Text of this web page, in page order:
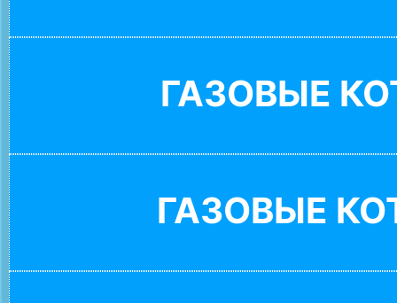
ГАЗОВЫЕ
ГАЗОВЫЕ